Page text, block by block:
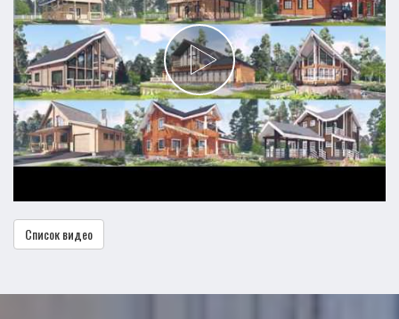
Список видео